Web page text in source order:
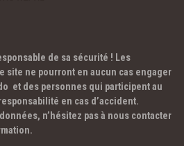
de sa sécurité ! Les
site ne pourront en aucun cas engager
et des personnes qui participent au
en cas d’accident.
n’hésitez pas à nous contacter